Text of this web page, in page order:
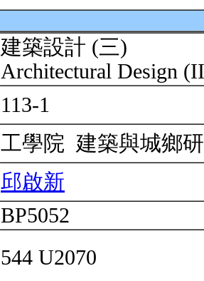
建築設計 (三)
Architectural Design
113-1
工學院 建築與城鄉
邱啟新
BP5052
544 U2070